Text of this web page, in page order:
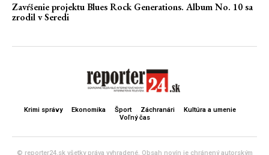
Zavŕšenie projektu Blues Rock Generations. Album No. 10 sa
zrodil v Seredi
Krimi správy Ekonomika Šport Záchranári
Kultúra a umenie
Voľný čas
© reporter24.sk všetky práva vyhradené. Obsah novín je chránený autorským